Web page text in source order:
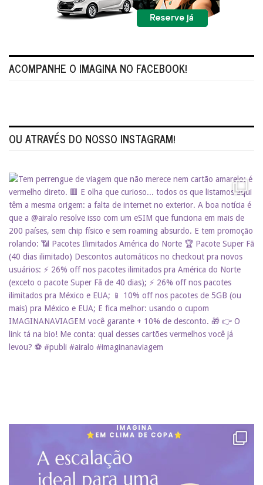
ACOMPANHE O IMAGINA NO FACEBOOK!
OU ATRAVÉS DO NOSSO INSTAGRAM!